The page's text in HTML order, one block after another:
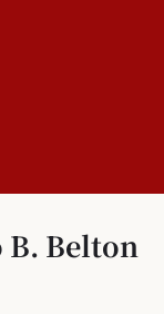
Belton